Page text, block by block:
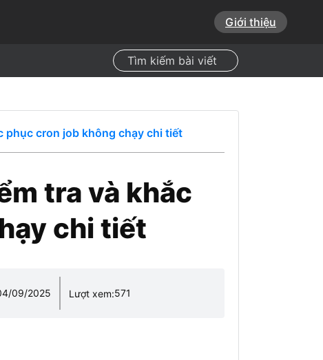
Giới thiệu
Search
phục cron job không chạy chi tiết
tra và khắc
chi tiết
09/2025 Lượt xem:571